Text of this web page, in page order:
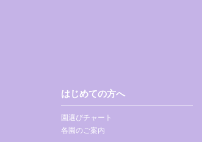
はじめての方へ
園選びチャート
各園のご案内